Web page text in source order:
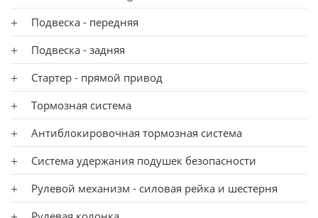
Подвеска - передняя
Подвеска - задняя
Стартер - прямой привод
Тормозная система
Антиблокировочная тормозная система
Система удержания подушек безопасности
Рулевой механизм - силовая рейка и шестерня